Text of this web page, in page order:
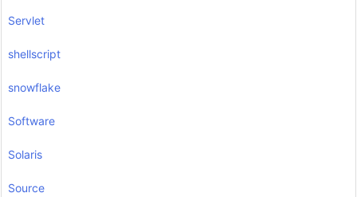
Servlet
shellscript
snowflake
Software
Solaris
Source